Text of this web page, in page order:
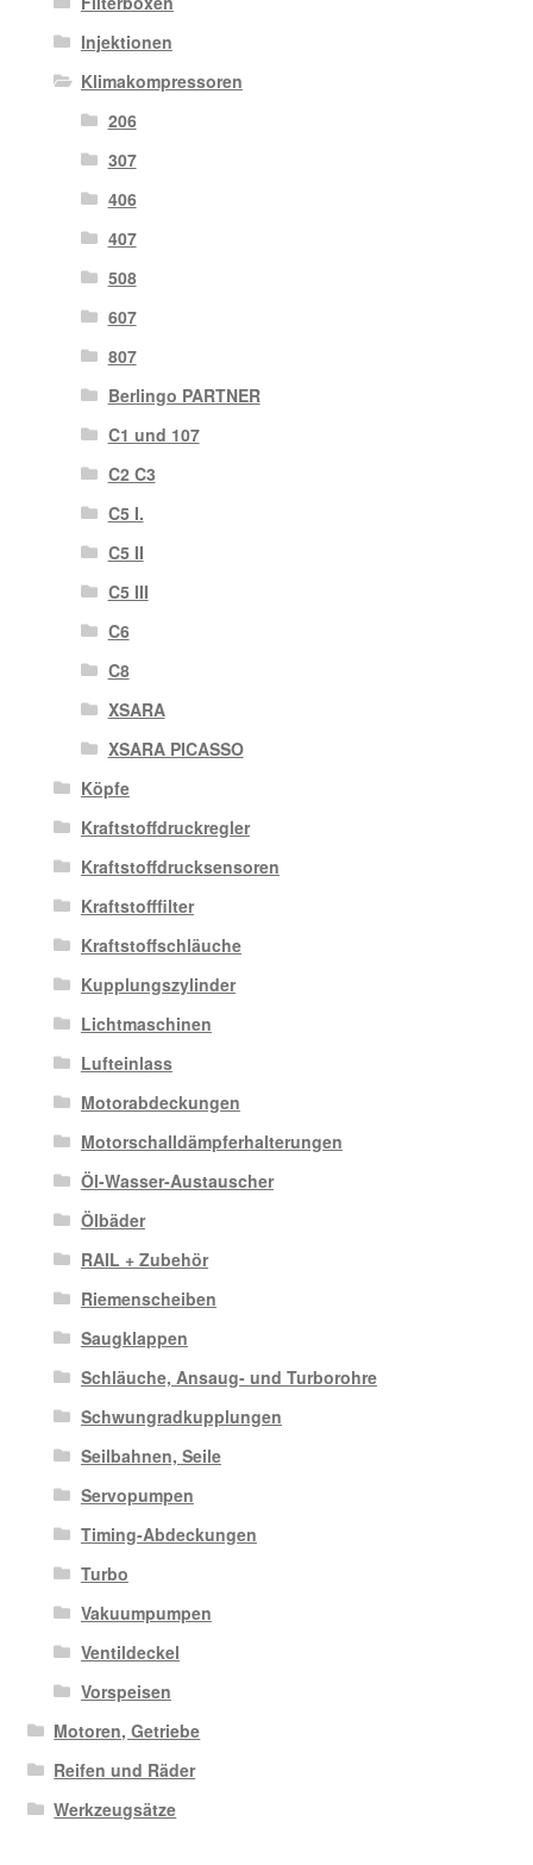
Injektionen
Klimakompressoren
206
307
406
407
508
607
807
Berlingo PARTNER
C1 und 107
C2 C3
C5 I.
C5 II
C5 III
C6
C8
XSARA
XSARA PICASSO
Köpfe
Kraftstoffdruckregler
Kraftstoffdrucksensoren
Kraftstofffilter
Kraftstoffschläuche
Kupplungszylinder
Lichtmaschinen
Lufteinlass
Motorabdeckungen
Motorschalldämpferhalterungen
Öl-Wasser-Austauscher
Ölbäder
RAIL + Zubehör
Riemenscheiben
Saugklappen
Schläuche, Ansaug- und Turborohre
Schwungradkupplungen
Seilbahnen, Seile
Servopumpen
Timing-Abdeckungen
Turbo
Vakuumpumpen
Ventildeckel
Vorspeisen
Motoren, Getriebe
Reifen und Räder
Werkzeugsätze